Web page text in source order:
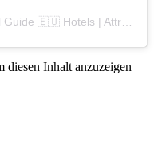
diesen Inhalt anzuzeigen